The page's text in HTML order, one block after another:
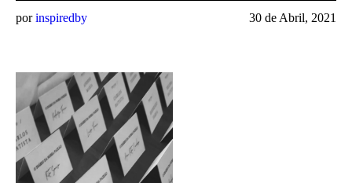
30 de Abril, 2021
porinspiredby